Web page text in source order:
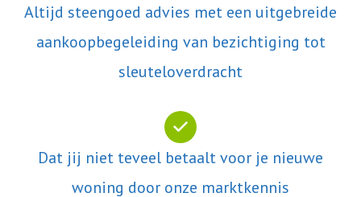
Altijd steengoed advies met een uitgebreide
aankoopbegeleiding van bezichtiging tot
sleuteloverdracht
Dat jij niet teveel betaalt voor je nieuwe
woning door onze marktkennis